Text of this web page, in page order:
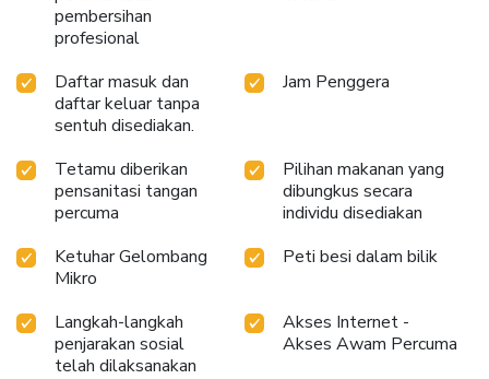
pembersihan
profesional
Daftar masuk dan
daftar keluar tanpa
sentuh disediakan.
Jam Penggera
Tetamu diberikan
pensanitasi tangan
percuma
Pilihan makanan yang
dibungkus secara
individu disediakan
Ketuhar Gelombang
Mikro
Peti besi dalam bilik
Langkah-langkah
penjarakan sosial
telah dilaksanakan
Akses Internet -
Akses Awam Percuma